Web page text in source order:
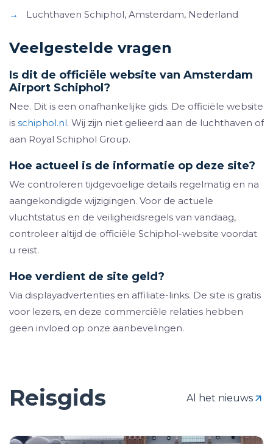
→
Luchthaven Schiphol, Amsterdam, Nederland
Veelgestelde vragen
Is dit de officiële website van Amsterdam
Airport Schiphol?
Nee. Dit is een onafhankelijke gids. De officiële website
is schiphol.nl. Wij zijn niet gelieerd aan de luchthaven of
aan Royal Schiphol Group.
Hoe actueel is de informatie op deze site?
We controleren tijdgevoelige details regelmatig en na
aangekondigde wijzigingen. Voor de actuele
vluchtstatus en de veiligheidsregels van vandaag,
controleer altijd de officiële Schiphol-website voordat
u reist.
Hoe verdient de site geld?
Via displayadvertenties en affiliate-links. De site is gratis
voor lezers, en deze commerciële relaties hebben
geen invloed op onze aanbevelingen.
Reisgids Al het nieuws